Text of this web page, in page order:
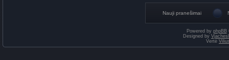
Nauji pranešimai
Powered by phpBB
Designed by
Vertė